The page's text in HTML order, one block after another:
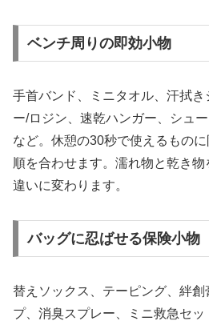
ベンチ周りの即効小物
手首バンド、ミニタオル、汗拭
ー/ロジン、速乾ハンガー、シュ
など。休憩の30秒で使えるもの
順を合わせます。濡れ物と乾き
違いに変わります。
バッグに忍ばせる保険小物
替えソックス、テーピング、絆創
プ、消臭スプレー、ミニ救急セ